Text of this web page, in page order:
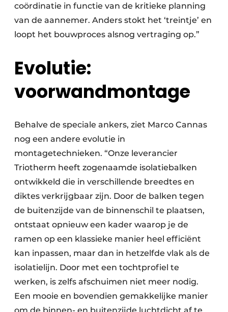
coördinatie in functie van de kritieke planning
van de aannemer. Anders stokt het ‘treintje’ en
loopt het bouwproces alsnog vertraging op.”
Evolutie:
voorwandmontage
Behalve de speciale ankers, ziet Marco Cannas
nog een andere evolutie in
montagetechnieken. “Onze leverancier
Triotherm heeft zogenaamde isolatiebalken
ontwikkeld die in verschillende breedtes en
diktes verkrijgbaar zijn. Door de balken tegen
de buitenzijde van de binnenschil te plaatsen,
ontstaat opnieuw een kader waarop je de
ramen op een klassieke manier heel efficiënt
kan inpassen, maar dan in hetzelfde vlak als de
isolatielijn. Door met een tochtprofiel te
werken, is zelfs afschuimen niet meer nodig.
Een mooie en bovendien gemakkelijke manier
om de binnen- en buitenzijde luchtdicht af te